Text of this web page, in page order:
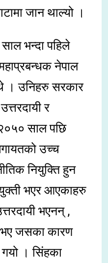
जान थाल्यो ।
भन्दा पहिले
नेपाल
। उनिहरु सरकार
र
साल पछि
उच्च
नियुक्ति हुन
भएर आएकाहरु
भएनन् ,
भए जसका कारण
गयो । सिंहका